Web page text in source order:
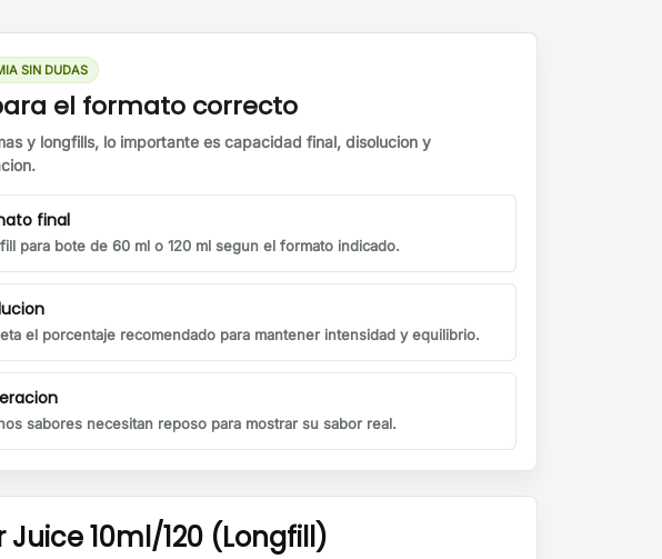
SIN DUDAS
el formato correcto
y longfills, lo importante es capacidad final, disolucion y
final
para bote de 60 ml o 120 ml segun el formato indicado.
el porcentaje recomendado para mantener intensidad y equilibrio.
sabores necesitan reposo para mostrar su sabor real.
10ml/120 (Longfill)